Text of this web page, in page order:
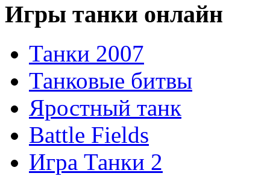
Игры танки онлайн
Танки 2007
Танковые битвы
Яростный танк
Battle Fields
Игра Танки 2